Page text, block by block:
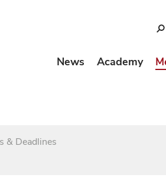
News Academy
& Deadlines